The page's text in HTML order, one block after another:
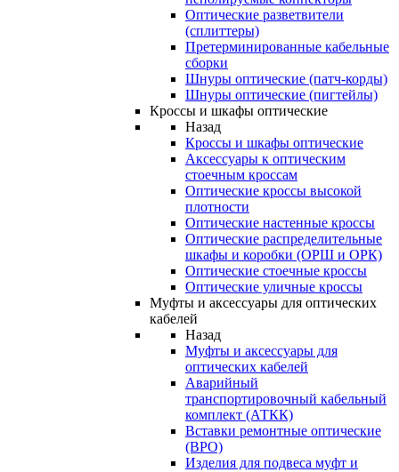
Оптические разветвители
(сплиттеры)
Претерминированные кабельные
сборки
Шнуры оптические (патч-корды)
Шнуры оптические (пигтейлы)
Кроссы и шкафы оптические
Назад
Кроссы и шкафы оптические
Аксессуары к оптическим
стоечным кроссам
Оптические кроссы высокой
плотности
Оптические настенные кроссы
Оптические распределительные
шкафы и коробки (ОРШ и ОРК)
Оптические стоечные кроссы
Оптические уличные кроссы
Муфты и аксессуары для оптических
кабелей
Назад
Муфты и аксессуары для
оптических кабелей
Аварийный
транспортировочный кабельный
комплект (АТКК)
Вставки ремонтные оптические
(ВРО)
Изделия для подвеса муфт и